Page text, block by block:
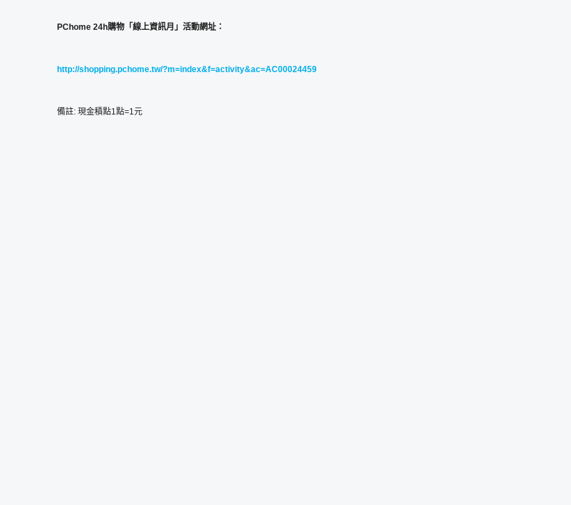
PChome 24h購物「線上資訊月」 活動網址：
http://shopping.pchome.tw/?m=index&f=activity&ac=AC00024459
備註: 現金積點1點=1元